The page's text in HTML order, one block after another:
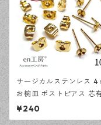
サージカルステンレス 4
お椀皿 ポストピアス 芯
ルド 10ピース 316刻印キ
チセット アレルギー対
¥240